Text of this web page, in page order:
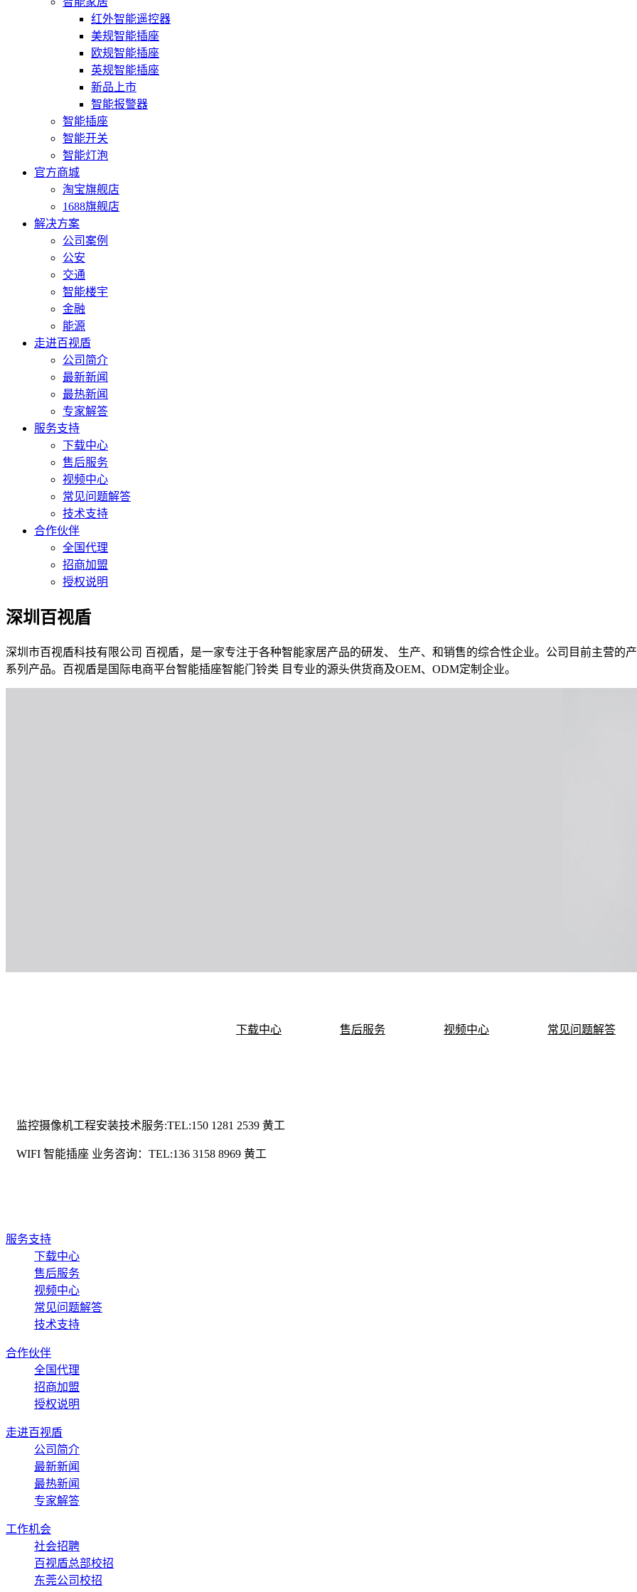
红外智能遥控器
美规智能插座
欧规智能插座
英规智能插座
新品上市
智能报警器
智能插座
智能开关
智能灯泡
官方商城
淘宝旗舰店
1688旗舰店
解决方案
公司案例
公安
交通
智能楼宇
金融
能源
走进百视盾
公司简介
最新新闻
最热新闻
专家解答
服务支持
下载中心
售后服务
视频中心
常见问题解答
技术支持
合作伙伴
全国代理
招商加盟
授权说明
深圳百视盾
深圳市百视盾科技有限公司 百视盾，是一家专注于各种智能家居产品的研发、 生产、和销售的综合性企业。公司目前主营的
系列产品。百视盾是国际电商平台智能插座智能门铃类 目专业的源头供货商及OEM、ODM定制企业。
下载中心 售后服务 视频中心 常见问题解答
监控摄像机工程安装技术服务:TEL:150 1281 2539 黄工
WIFI 智能插座 业务咨询：TEL:136 3158 8969 黄工
服务支持
下载中心
售后服务
视频中心
常见问题解答
技术支持
合作伙伴
全国代理
招商加盟
授权说明
走进百视盾
公司简介
最新新闻
最热新闻
专家解答
工作机会
社会招聘
百视盾总部校招
东莞公司校招